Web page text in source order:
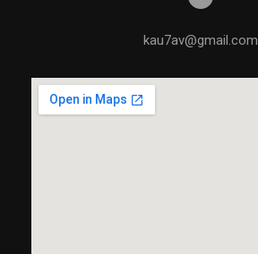
kau7av@gmail.com